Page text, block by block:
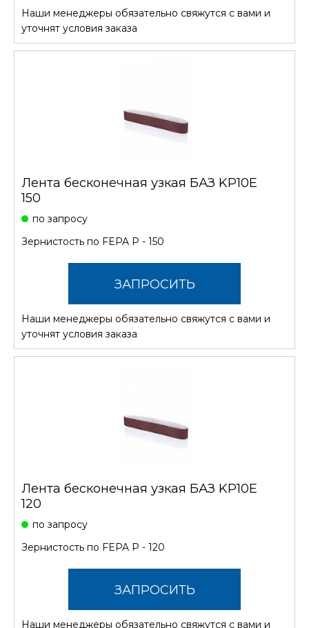
СТОИМОСТЬ
Наши менеджеры обязательно свяжутся с вами и
уточнят условия заказа
Лента бесконечная узкая БАЗ KP10E
150
по запросу
Зернистость по FEPA P - 150
ЗАПРОСИТЬ
СТОИМОСТЬ
Наши менеджеры обязательно свяжутся с вами и
уточнят условия заказа
Лента бесконечная узкая БАЗ KP10E
120
по запросу
Зернистость по FEPA P - 120
ЗАПРОСИТЬ
Наши менеджеры обязательно свяжутся с вами и